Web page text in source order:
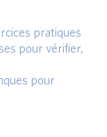
pratiques
pour vérifier,
pour